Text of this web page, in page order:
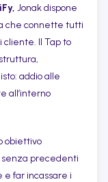
Jonak dispone
che connette tutti
Il Tap to
addio alle
all’interno
obiettivo
senza precedenti
e far incassare i